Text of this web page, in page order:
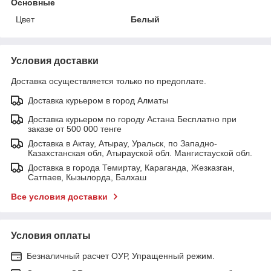
Основные
Цвет
Белый
Условия доставки
Доставка осуществляется только по предоплате.
Доставка курьером в город Алматы
Доставка курьером по городу Астана Бесплатно при
заказе от 500 000 тенге
Доставка в Актау, Атырау, Уральск, по Западно-
Казахстанская обл, Атырауской обл. Мангистауской обл.
Доставка в города Темиртау, Караганда, Жезказган,
Сатпаев, Кызылорда, Балхаш
Все условия доставки
Условия оплаты
Безналичный расчет ОУР, Упращенный режим.